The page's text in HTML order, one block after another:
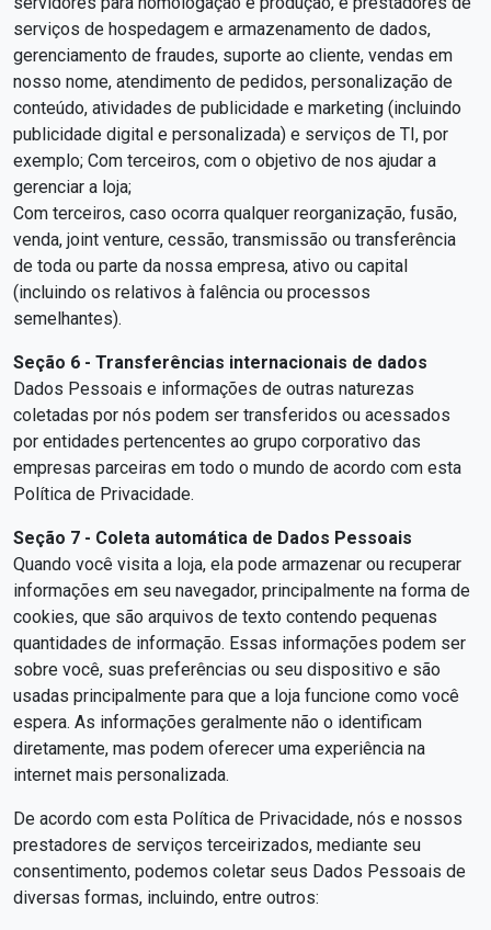
serviços de hospedagem e armazenamento de dados,
gerenciamento de fraudes, suporte ao cliente, vendas em
nosso nome, atendimento de pedidos, personalização de
conteúdo, atividades de publicidade e marketing (incluindo
publicidade digital e personalizada) e serviços de TI, por
exemplo; Com terceiros, com o objetivo de nos ajudar a
gerenciar a loja;
Com terceiros, caso ocorra qualquer reorganização, fusão,
venda, joint venture, cessão, transmissão ou transferência
de toda ou parte da nossa empresa, ativo ou capital
(incluindo os relativos à falência ou processos
semelhantes).
Seção 6 - Transferências internacionais de dados
Dados Pessoais e informações de outras naturezas
coletadas por nós podem ser transferidos ou acessados
por entidades pertencentes ao grupo corporativo das
empresas parceiras em todo o mundo de acordo com esta
Política de Privacidade.
Seção 7 - Coleta automática de Dados Pessoais
Quando você visita a loja, ela pode armazenar ou recuperar
informações em seu navegador, principalmente na forma de
cookies, que são arquivos de texto contendo pequenas
quantidades de informação. Essas informações podem ser
sobre você, suas preferências ou seu dispositivo e são
usadas principalmente para que a loja funcione como você
espera. As informações geralmente não o identificam
diretamente, mas podem oferecer uma experiência na
internet mais personalizada.
De acordo com esta Política de Privacidade, nós e nossos
prestadores de serviços terceirizados, mediante seu
consentimento, podemos coletar seus Dados Pessoais de
diversas formas, incluindo, entre outros: